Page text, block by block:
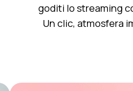
goditi lo streaming
Un clic, atmosfera